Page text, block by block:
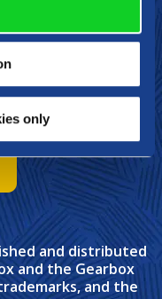
only
and distributed
and the Gearbox
and the